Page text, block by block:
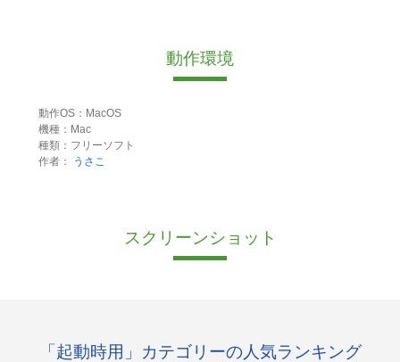
動作環境
動作OS：MacOS
機種：Mac
種類：フリーソフト
作者：
うさこ
スクリーンショット
「起動時用」カテゴリーの人気ランキング